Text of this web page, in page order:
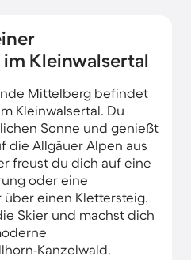
Kleinwalsertal
Mittelberg befindet
Kleinwalsertal. Du
Sonne und genießt
die Allgäuer Alpen aus
freust du dich auf eine
oder eine
einen Klettersteig.
Skier und machst dich
Kanzelwald.